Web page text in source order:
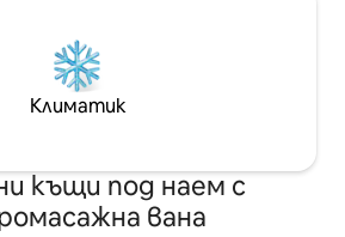
Климатик
къщи под наем с
вана